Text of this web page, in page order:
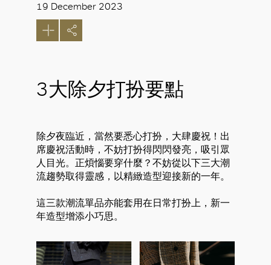
19 December 2023
3大除夕打扮要點
除夕夜臨近，當然要悉心打扮，大肆慶祝！出
席慶祝活動時，不妨打扮得閃閃發亮，吸引眾
人目光。正煩惱要穿什麼？不妨從以下三大潮
流趨勢取得靈感，以精緻造型迎接新的一年。
這三款潮流單品亦能套用在日常打扮上，新一
年造型增添小巧思。